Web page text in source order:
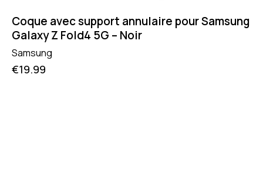
Coque avec support annulaire pour Samsung
Galaxy Z Fold4 5G – Noir
Samsung
€19.99